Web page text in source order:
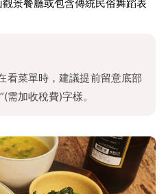
景餐廳或包含傳統民俗舞蹈表
看菜單時，建議提前留意底部
加收稅費)字樣。